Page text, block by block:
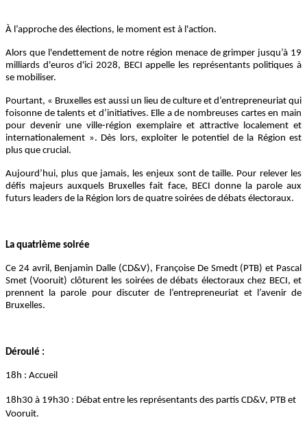
À l’approche des élections, le moment est à l'action.
Alors que l'endettement de notre région menace de grimper jusqu’à 19
milliards d'euros d'ici 2028, BECI appelle les représentants politiques à
se mobiliser.
Pourtant, « Bruxelles est aussi un lieu de culture et d’entrepreneuriat qui
foisonne de talents et d’initiatives. Elle a de nombreuses cartes en main
pour devenir une ville-région exemplaire et attractive localement et
internationalement ». Dès lors, exploiter le potentiel de la Région est
plus que crucial.
Aujourd’hui, plus que jamais, les enjeux sont de taille. Pour relever les
défis majeurs auxquels Bruxelles fait face, BECI donne la parole aux
futurs leaders de la Région lors de quatre soirées de débats électoraux.
La quatrième soirée
Ce 24 avril, Benjamin Dalle (CD&V), Françoise De Smedt (PTB) et Pascal
Smet (Vooruit) clôturent les soirées de débats électoraux chez BECI, et
prennent la parole pour discuter de l’entrepreneuriat et l’avenir de
Bruxelles.
Déroulé :
18h : Accueil
18h30 à 19h30 : Débat entre les représentants des partis CD&V, PTB et
Vooruit.